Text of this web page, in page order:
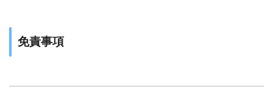
免責事項